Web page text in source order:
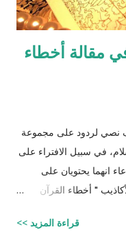
مقالة أخطاء
نصي لردود على مجموعة
في سبيل الافتراء على
انهما يحتويان على
" أخطاء القرآن
حسناتي ، ولا تنسوني
قراءة المزيد >>